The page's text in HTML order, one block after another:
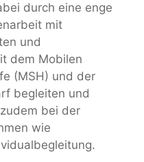
durch eine enge
mit
und
dem Mobilen
(MSH) und der
begleiten und
bei der
wie